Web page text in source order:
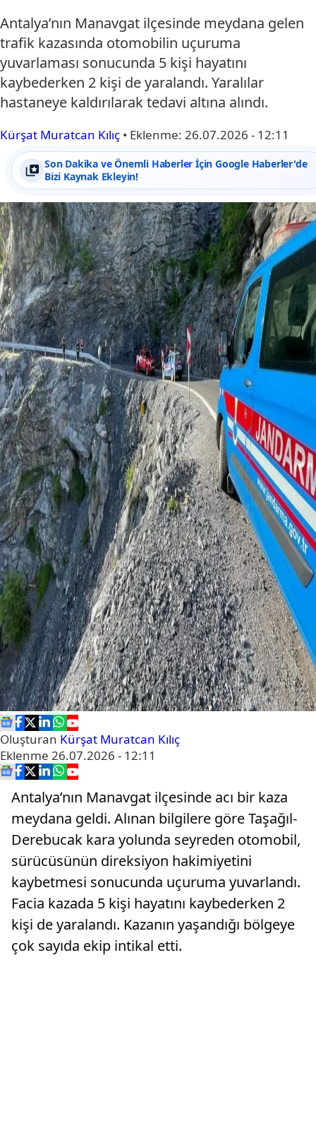
Antalya’nın Manavgat ilçesinde meydana gelen
trafik kazasında otomobilin uçuruma
yuvarlaması sonucunda 5 kişi hayatını
kaybederken 2 kişi de yaralandı. Yaralılar
hastaneye kaldırılarak tedavi altına alındı.
Kürşat Muratcan Kılıç • Eklenme: 26.07.2026 - 12:11
Son Dakika ve Önemli Haberler İçin Google Haberler'de
Bizi Kaynak Ekleyin!
Oluşturan Kürşat Muratcan Kılıç
Eklenme 26.07.2026 - 12:11
Antalya’nın Manavgat ilçesinde acı bir kaza
meydana geldi. Alınan bilgilere göre Taşağıl-
Derebucak kara yolunda seyreden otomobil,
sürücüsünün direksiyon hakimiyetini
kaybetmesi sonucunda uçuruma yuvarlandı.
Facia kazada 5 kişi hayatını kaybederken 2
kişi de yaralandı. Kazanın yaşandığı bölgeye
çok sayıda ekip intikal etti.